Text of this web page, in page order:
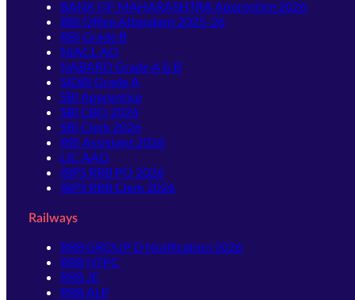
BANK OF MAHARASHTRA Apprentice 2026
RBI Office Attendant 2025-26
RBI Grade B
NIACL AO
NABARD Grade A & B
SIDBI Grade A
SBI Apprentice
SBI CBO 2026
SBI Clerk 2026
RBI Assistant 2026
LIC AAO
IBPS RRB PO 2026
IBPS RRB Clerk 2026
Railways
RRB GROUP D Notification 2026
RRB NTPC
RRB JE
RRB ALP